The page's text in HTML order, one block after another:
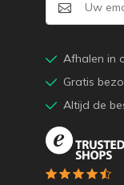
Afhalen in
Gratis
Altijd de